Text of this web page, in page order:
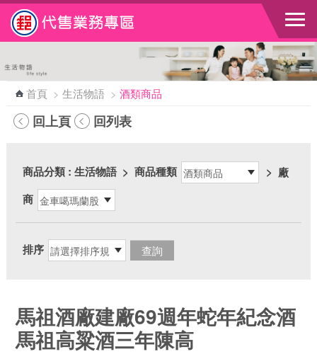
跳到主要內容區塊
首頁 > 生活物語 > 酒類商品
回上頁 回列表
商品分類: 生活物語 > 商品種類 > 廠
商
排序
馬祖酒廠建廠69週年蛇年紀念酒
馬祖高粱酒三年陳高